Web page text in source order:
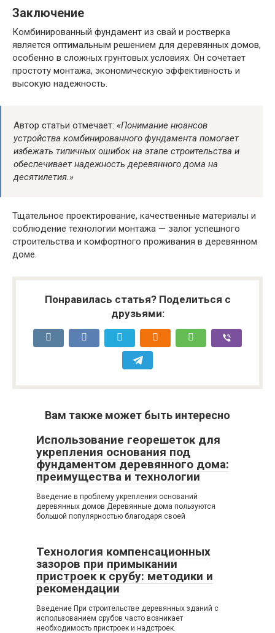
Заключение
Комбинированный фундамент из свай и ростверка
является оптимальным решением для деревянных домов,
особенно в сложных грунтовых условиях. Он сочетает
простоту монтажа, экономическую эффективность и
высокую надежность.
Автор статьи отмечает: «Понимание нюансов
устройства комбинированного фундамента помогает
избежать типичных ошибок на этапе строительства и
обеспечивает надежность деревянного дома на
десятилетия.»
Тщательное проектирование, качественные материалы и
соблюдение технологии монтажа — залог успешного
строительства и комфортного проживания в деревянном
доме.
Понравилась статья? Поделиться с
друзьями:
Вам также может быть интересно
Использование георешеток для
укрепления основания под
фундаментом деревянного дома:
преимущества и технологии
Введение в проблему укрепления оснований
деревянных домов Деревянные дома пользуются
большой популярностью благодаря своей
Технология компенсационных
зазоров при примыкании
пристроек к срубу: методики и
рекомендации
Введение При строительстве деревянных зданий с
использованием срубов часто возникает
необходимость пристроек и надстроек.